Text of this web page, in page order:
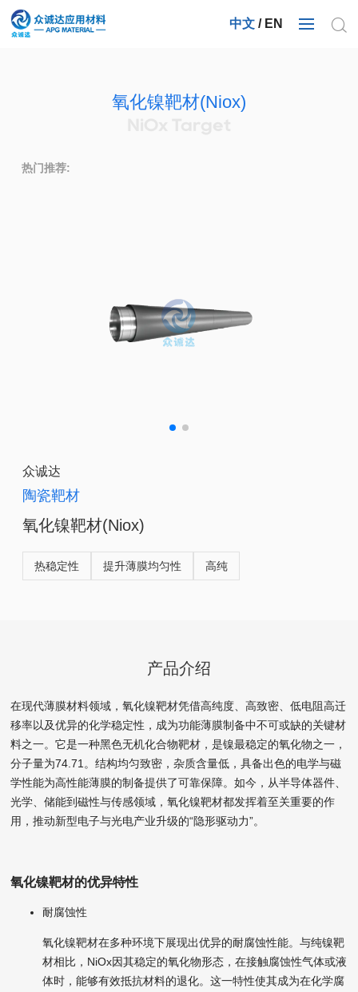
中文/ EN
氧化镍靶材(Niox)
热门推荐:
众诚达
陶瓷靶材
氧化镍靶材(Niox)
热稳定性 提升薄膜均匀性 高纯
产品介绍
在现代薄膜材料领域，氧化镍靶材凭借高纯度、高致密、低电阻高迁
移率以及优异的化学稳定性，成为功能薄膜制备中不可或缺的关键材
料之一。它是一种黑色无机化合物靶材，是镍最稳定的氧化物之一，
分子量为74.71。结构均匀致密，杂质含量低，具备出色的电学与磁
学性能为高性能薄膜的制备提供了可靠保障。如今，从半导体器件、
光学、储能到磁性与传感领域，氧化镍靶材都发挥着至关重要的作
用，推动新型电子与光电产业升级的“隐形驱动力”。
氧化镍靶材的优异特性
耐腐蚀性
氧化镍靶材在多种环境下展现出优异的耐腐蚀性能。与纯镍靶
材相比，NiOx因其稳定的氧化物形态，在接触腐蚀性气体或液
体时，能够有效抵抗材料的退化。这一特性使其成为在化学腐